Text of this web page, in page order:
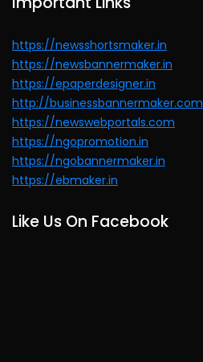
https://newsshortsmaker.in
https://newsbannermaker.in
https://epaperdesigner.in
http://businessbannermaker.com
https://newswebportals.com
https://ngopromotion.in
https://ngobannermaker.in
https://ebmaker.in
Like Us On Facebook